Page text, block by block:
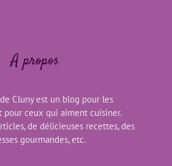
A propos
Cluny est un blog pour les
pour ceux qui aiment cuisiner.
de délicieuses recettes, des
gourmandes, etc.